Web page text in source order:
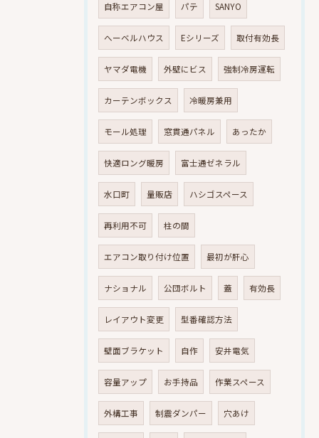
自称エアコン屋 パテ SANYO
へーベルハウス Eシリーズ 取付有効長
ヤマダ電機 外壁にビス 強制冷房運転
カーテンボックス 冷暖房兼用
モール処理 窓貫通パネル あったか
快適ロング暖房 富士通ゼネラル
水口町 量販店 ハシゴスペース
再利用不可 柱の間
エアコン取り付け位置 最初が肝心
ナショナル 公団ボルト 蓋 有効長
レイアウト変更 型番確認方法
壁面ブラケット 自作 安井電気
容量アップ お手持品 作業スペース
外構工事 制震ダンパー 穴あけ